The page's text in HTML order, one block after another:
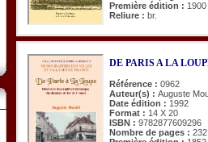
Première édition : 1900
Reliure : br.
DE PARIS A LA
Référence : 0962
Auteur(s) : Auguste
Date édition : 1992
Format : 14 X 20
ISBN : 9782877609296
Nombre de pages : 232